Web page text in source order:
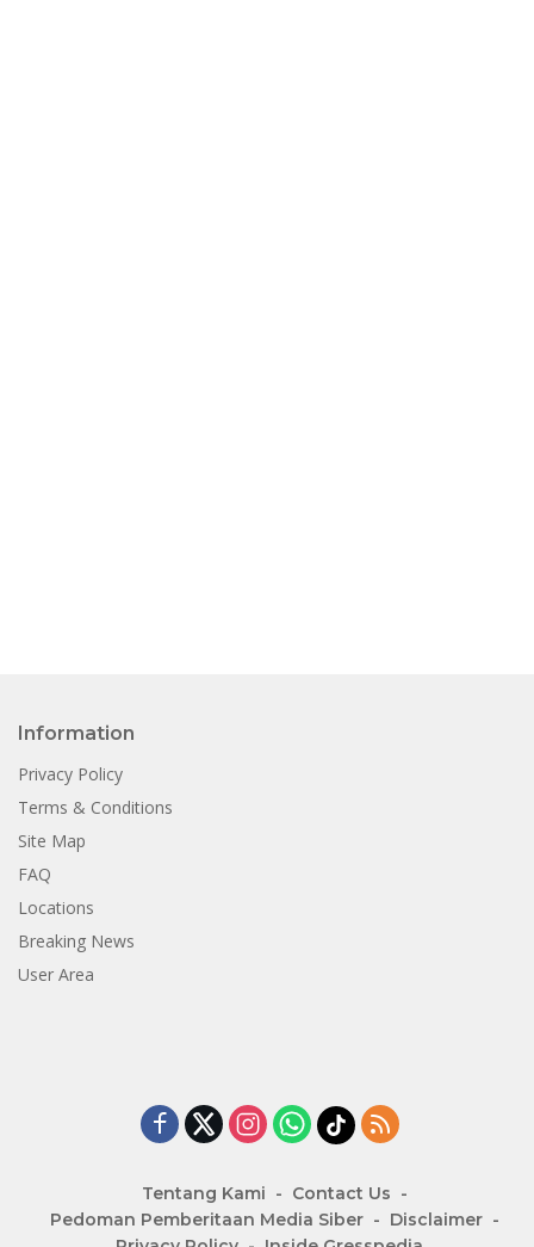
Information
Privacy Policy
Terms & Conditions
Site Map
FAQ
Locations
Breaking News
User Area
Tentang Kami
Contact Us
Pedoman Pemberitaan Media Siber
Disclaimer